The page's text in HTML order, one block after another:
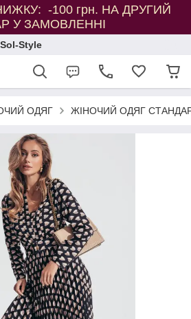
-100 грн. НА ДРУГИЙ
У ЗАМОВЛЕННІ
Style
ОДЯГ ЖІНОЧИЙ ОДЯГ